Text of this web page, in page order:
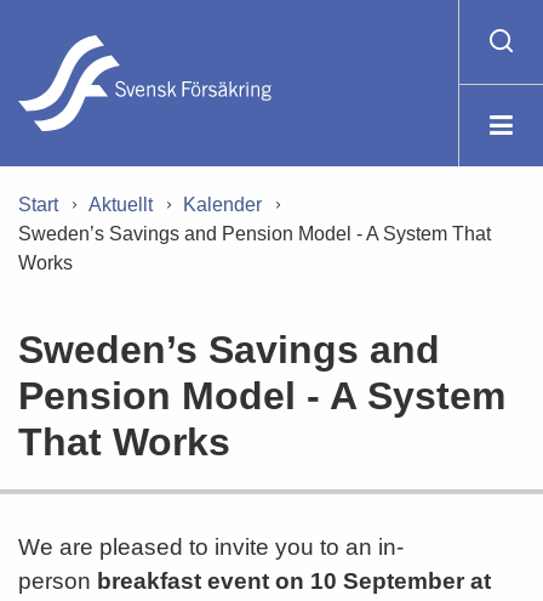
Start Aktuellt
Kalender
Sweden’s Savings and Pension Model - A System That
Works
Sweden’s Savings and
Pension Model - A System
That Works
We are pleased to invite you to an in-
person breakfast event on 10 September at